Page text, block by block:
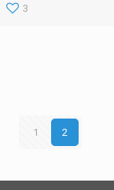
3
1 2